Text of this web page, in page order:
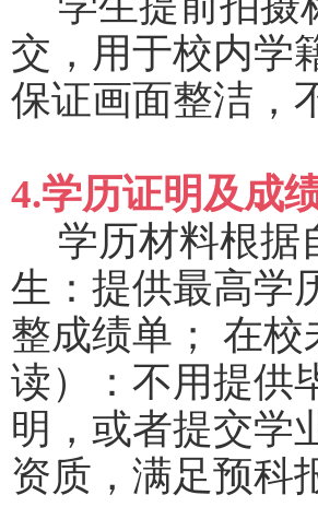
交，用于校内学
保证画面整洁，
4.学历证明及成
学历材料根据
生：提供最高学
整成绩单；
在校
读）：不用提供
明，或者提交学
资质，满足预科